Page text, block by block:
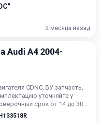
2 месяца назад
Audi A4 2004-
CDNC, БУ запчасть,
уточняйте у
срок от 14 до 30